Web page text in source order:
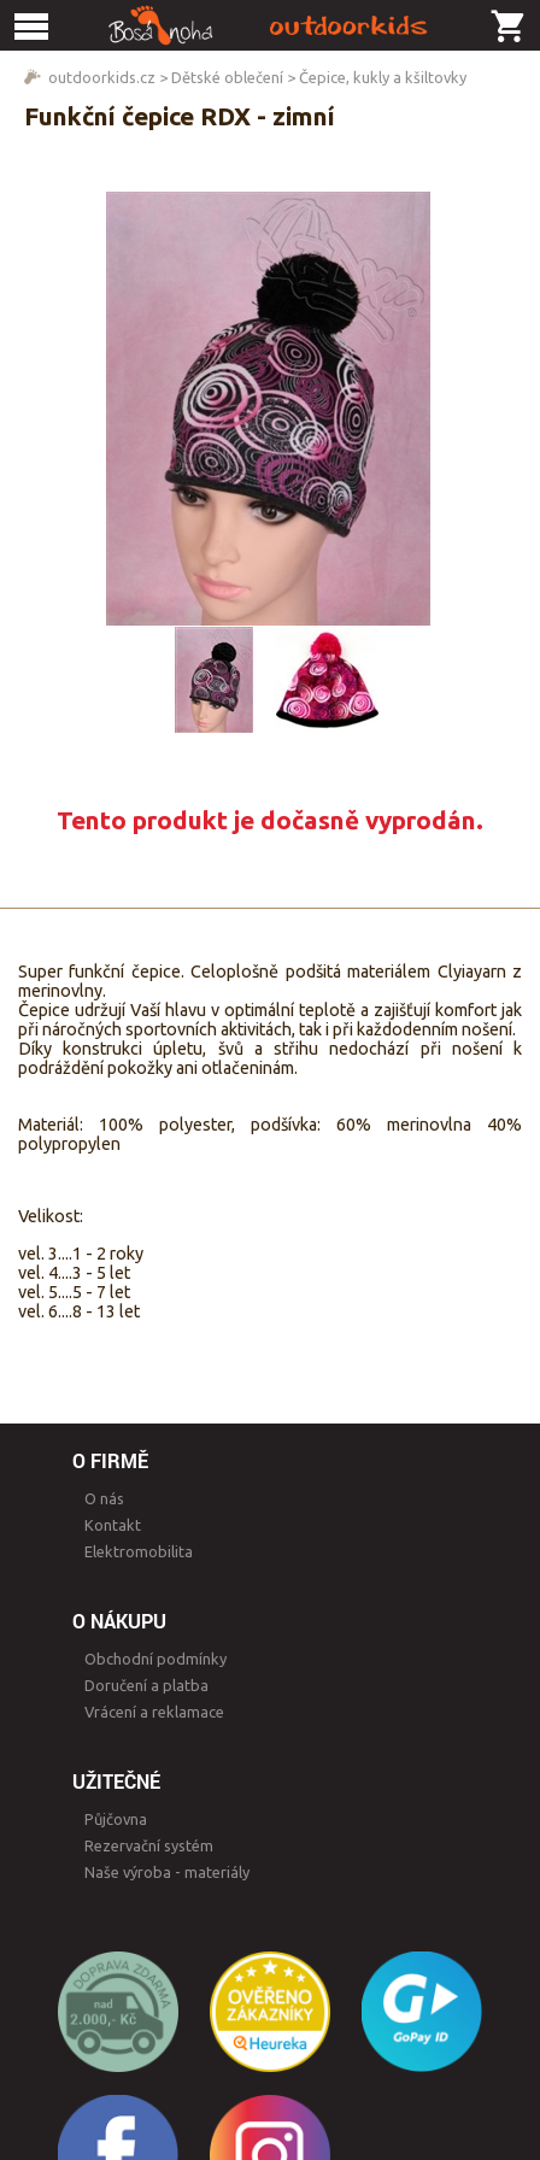
outdoorkids.cz > Dětské oblečení > Čepice, kukly a kšiltovky
Funkční čepice RDX - zimní
Tento produkt je dočasně vyprodán.
Super funkční čepice. Celoplošně podšitá materiálem Clyiayarn z
merinovlny.
Čepice udržují Vaší hlavu v optimální teplotě a zajišťují komfort jak
při náročných sportovních aktivitách, tak i při každodenním nošení.
Díky konstrukci úpletu, švů a střihu nedochází při nošení k
podráždění pokožky ani otlačeninám.
Materiál: 100% polyester, podšívka: 60% merinovlna 40%
polypropylen
Velikost:
vel. 3....1 - 2 roky
vel. 4....3 - 5 let
vel. 5....5 - 7 let
vel. 6....8 - 13 let
O FIRMĚ
O nás
Kontakt
Elektromobilita
O NÁKUPU
Obchodní podmínky
Doručení a platba
Vrácení a reklamace
UŽITEČNÉ
Půjčovna
Rezervační systém
Naše výroba - materiály